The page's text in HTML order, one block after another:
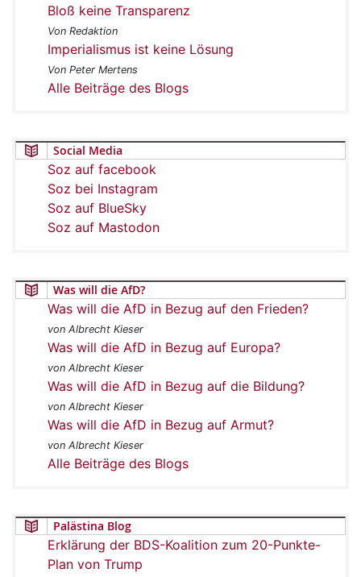
Bloß keine Transparenz
Von Redaktion
Imperialismus ist keine Lösung
Von Peter Mertens
Alle Beiträge des Blogs
Social Media
Soz auf facebook
Soz bei Instagram
Soz auf BlueSky
Soz auf Mastodon
Was will die AfD?
Was will die AfD in Bezug auf den Frieden?
von Albrecht Kieser
Was will die AfD in Bezug auf Europa?
von Albrecht Kieser
Was will die AfD in Bezug auf die Bildung?
von Albrecht Kieser
Was will die AfD in Bezug auf Armut?
von Albrecht Kieser
Alle Beiträge des Blogs
Palästina Blog
Erklärung der BDS-Koalition zum 20-Punkte-
Plan von Trump